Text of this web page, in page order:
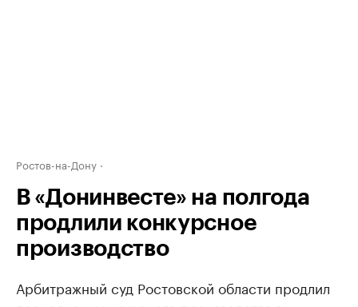
Ростов-на-Дону
В «Донинвесте» на полгода
продлили конкурсное
производство
Арбитражный суд Ростовской области продлил